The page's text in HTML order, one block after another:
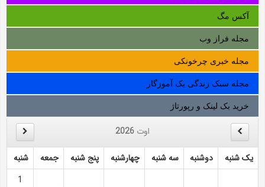
آکس مگ
مجله فراز وب
مجله خبری چرخونکی
مجله سبک زندگی یک آموزگار
خرید بک لینک و رپورتاژ
اوت 2026
یک شنبه دوشنبه سه شنبه چهارشنبه پنج شنبه جمعه
شنبه
1